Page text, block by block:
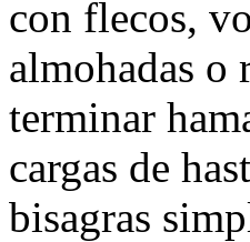
con flecos,
almohadas
terminar
cargas de
bisagras